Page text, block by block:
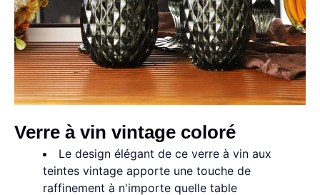
Verre à vin vintage coloré
Le design élégant de ce verre à vin aux
teintes vintage apporte une touche de
raffinement à n'importe quelle table